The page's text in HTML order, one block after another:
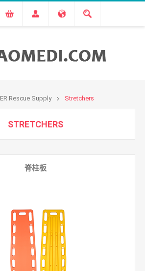
ER Rescue Supply Stretchers
STRETCHERS
脊柱板